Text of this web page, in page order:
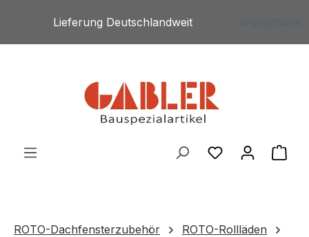
Zum Hauptinhalt springen
Lieferung Deutschlandweit
Du hast 0
ROTO-Dachfensterzubehör
ROTO-Rollläden